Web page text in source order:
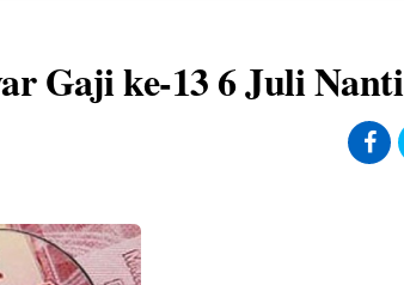
Gaji ke-13 6 Juli Nanti